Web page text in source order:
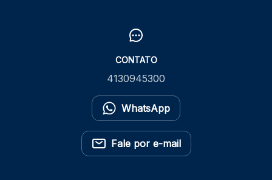
CONTATO
4130945300
WhatsApp
Fale por e-mail